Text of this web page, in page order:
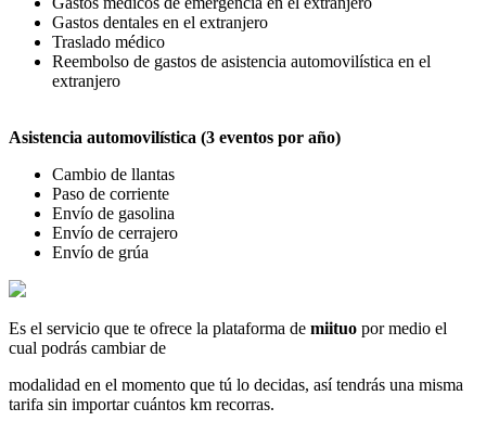
Gastos dentales en el extranjero
Traslado médico
Reembolso de gastos de asistencia automovilística en el
extranjero
Asistencia automovilística (3 eventos por año)
Cambio de llantas
Paso de corriente
Envío de gasolina
Envío de cerrajero
Envío de grúa
Es el servicio que te ofrece la plataforma de miituo por medio el
cual podrás cambiar de
modalidad en el momento que tú lo decidas, así tendrás una misma
tarifa sin importar cuántos km recorras.